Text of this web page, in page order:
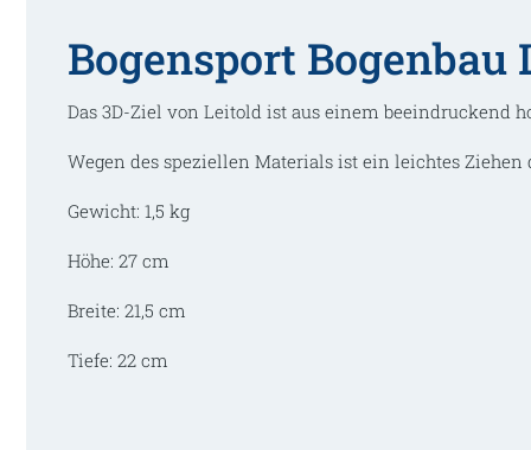
Bogensport
Das 3D-Ziel von Leitold ist aus einem beeindruckend
Wegen des speziellen Materials ist ein leichtes
Gewicht: 1,5 kg
Höhe: 27 cm
Breite: 21,5 cm
Tiefe: 22 cm